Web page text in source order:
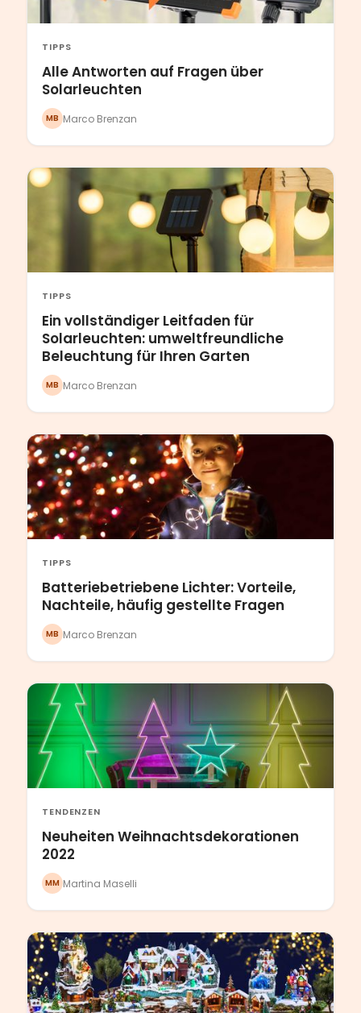
TIPPS
Alle Antworten auf Fragen über
Solarleuchten
MB Marco Brenzan
TIPPS
Ein vollständiger Leitfaden für
Solarleuchten: umweltfreundliche
Beleuchtung für Ihren Garten
MB Marco Brenzan
TIPPS
Batteriebetriebene Lichter: Vorteile,
Nachteile, häufig gestellte Fragen
MB Marco Brenzan
TENDENZEN
Neuheiten Weihnachtsdekorationen
2022
MM Martina Maselli